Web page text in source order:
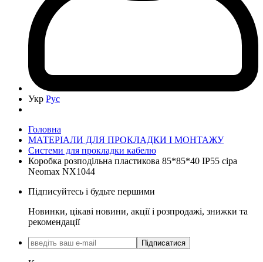
Укр Рус
Головна
МАТЕРІАЛИ ДЛЯ ПРОКЛАДКИ І МОНТАЖУ
Системи для прокладки кабелю
Коробка розподільна пластикова 85*85*40 IP55 сіра
Neomax NX1044
Підписуйтесь і будьте першими
Новинки, цікаві новини, акції і розпродажі, знижки та
рекомендації
Підписатися